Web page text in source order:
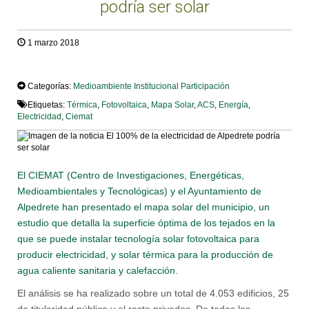
podría ser solar
1 marzo 2018
Categorías: Medioambiente Institucional Participación
Etiquetas: Térmica Fotovoltaica Mapa Solar, ACS Energía
Electricidad Ciemat
El CIEMAT (Centro de Investigaciones, Energéticas,
Medioambientales y Tecnológicas) y el Ayuntamiento de
Alpedrete han presentado el mapa solar del municipio, un
estudio que detalla la superficie óptima de los tejados en la
que se puede instalar tecnología solar fotovoltaica para
producir electricidad, y solar térmica para la producción de
agua caliente sanitaria y calefacción.
El análisis se ha realizado sobre un total de 4.053 edificios, 25